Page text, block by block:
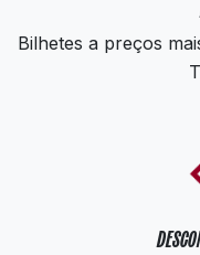
Bilhetes a preços